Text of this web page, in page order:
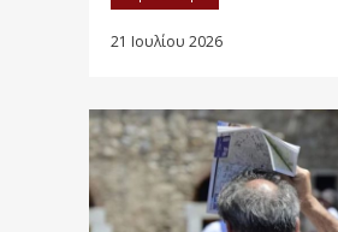
21 Ιουλίου 2026